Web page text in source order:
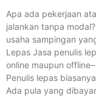
Apa ada pekerjaan
jalankan tanpa
usaha sampingan
Lepas Jasa penulis
online maupun
Penulis lepas
Ada pula yang